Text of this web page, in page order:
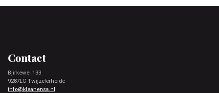
Contact
Bjirkewei 133
9287LC Twijzelerheide
info@kleanensa.nl